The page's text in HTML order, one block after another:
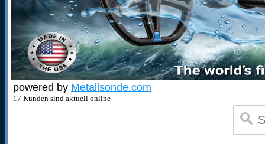
powered by Metallsonde.com
17 Kunden sind aktuell online